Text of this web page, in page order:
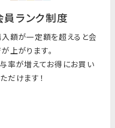
員ランク制度
額が一定額を超えると会
上がります｡
率が増えてお得にお買い
だけます！